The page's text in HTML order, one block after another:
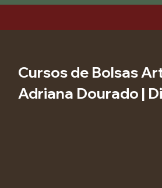
Cursos de Bolsas
Adriana Dourado |